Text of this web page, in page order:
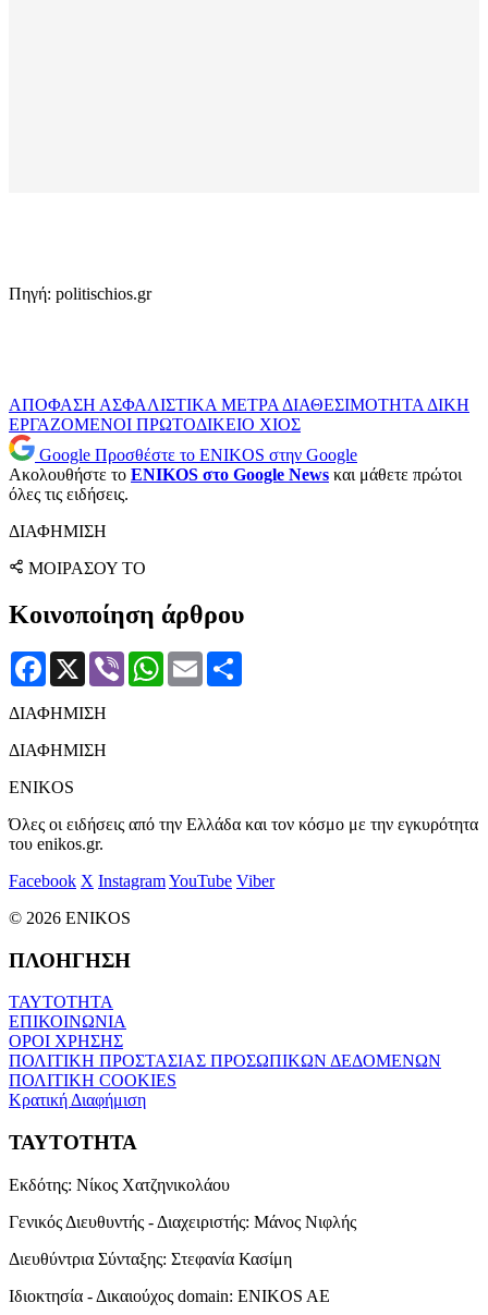
Πηγή: politischios.gr
ΑΠΟΦΑΣΗ ΑΣΦΑΛΙΣΤΙΚΑ ΜΕΤΡΑ ΔΙΑΘΕΣΙΜΟΤΗΤΑ ΔΙΚΗ
ΕΡΓΑΖΟΜΕΝΟΙ ΠΡΩΤΟΔΙΚΕΙΟ ΧΙΟΣ
Google Προσθέστε το ENIKOS στην Google
Ακολουθήστε το ENIKOS στο Google News και μάθετε πρώτοι
όλες τις ειδήσεις.
ΔΙΑΦΗΜΙΣΗ
ΜΟΙΡΑΣΟΥ ΤΟ
Κοινοποίηση άρθρου
Facebook
X Viber WhatsApp
Email
ΔΙΑΦΗΜΙΣΗ
ΔΙΑΦΗΜΙΣΗ
ENIKOS
Όλες οι ειδήσεις από την Ελλάδα και τον κόσμο με την εγκυρότητα
του enikos.gr.
Facebook X InstagramYouTube Viber
© 2026 ENIKOS
ΠΛΟΗΓΗΣΗ
ΤΑΥΤΟΤΗΤΑ
ΕΠΙΚΟΙΝΩΝΙΑ
ΟΡΟΙ ΧΡΗΣΗΣ
ΠΟΛΙΤΙΚΗ ΠΡΟΣΤΑΣΙΑΣ ΠΡΟΣΩΠΙΚΩΝ ΔΕΔΟΜΕΝΩΝ
ΠΟΛΙΤΙΚΗ COOKIES
Κρατική Διαφήμιση
ΤΑΥΤΟΤΗΤΑ
Εκδότης: Νίκος Χατζηνικολάου
Γενικός Διευθυντής - Διαχειριστής: Μάνος Νιφλής
Διευθύντρια Σύνταξης: Στεφανία Κασίμη
Ιδιοκτησία - Δικαιούχος domain: ENIKOS AE